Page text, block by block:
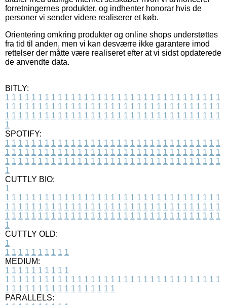
forretningernes produkter, og indhenter honorar hvis de
personer vi sender videre realiserer et køb.
Orientering omkring produkter og online shops understøttes
fra tid til anden, men vi kan desværre ikke garantere imod
rettelser der måtte være realiseret efter at vi sidst opdaterede
de anvendte data.
BITLY:
1 1 1 1 1 1 1 1 1 1 1 1 1 1 1 1 1 1 1 1 1 1 1 1 1 1 1 1 1 1 1 1 1
1 1 1 1 1 1 1 1 1 1 1 1 1 1 1 1 1 1 1 1 1 1 1 1 1 1 1 1 1 1 1 1 1
1 1 1 1 1 1 1 1 1 1 1 1 1 1 1 1 1 1 1 1 1 1 1 1 1 1 1 1 1 1 1 1 1
1
SPOTIFY:
1 1 1 1 1 1 1 1 1 1 1 1 1 1 1 1 1 1 1 1 1 1 1 1 1 1 1 1 1 1 1 1 1
1 1 1 1 1 1 1 1 1 1 1 1 1 1 1 1 1 1 1 1 1 1 1 1 1 1 1 1 1 1 1 1 1
1 1 1 1 1 1 1 1 1 1 1 1 1 1 1 1 1 1 1 1 1 1 1 1 1 1 1 1 1 1 1 1 1
1
CUTTLY BIO:
1
1 1 1 1 1 1 1 1 1 1 1 1 1 1 1 1 1 1 1 1 1 1 1 1 1 1 1 1 1 1 1 1 1
1 1 1 1 1 1 1 1 1 1 1 1 1 1 1 1 1 1 1 1 1 1 1 1 1 1 1 1 1 1 1 1 1
1 1 1 1 1 1 1 1 1 1 1 1 1 1 1 1 1 1 1 1 1 1 1 1 1 1 1 1 1 1 1 1 1
1
CUTTLY OLD:
1
1 1 1 1 1 1 1 1 1 1
MEDIUM:
1 1 1 1 1 1 1 1 1 1
1 1 1 1 1 1 1 1 1 1 1 1 1 1 1 1 1 1 1 1 1 1 1 1 1 1 1 1 1 1 1 1 1
1 1 1 1 1 1 1 1 1 1 1 1 1 1 1 1 1
PARALLELS: